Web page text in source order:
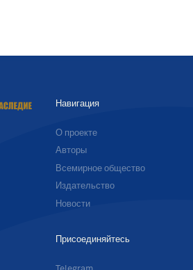
Навигация
О проекте
Авторы
Всемирное общество
Издательство
Новости
Присоединяйтесь